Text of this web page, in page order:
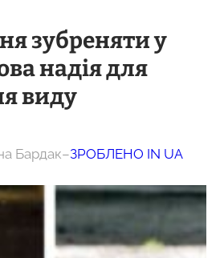
зубреняти у
надія для
виду
Бардак–ЗРОБЛЕНО IN UA